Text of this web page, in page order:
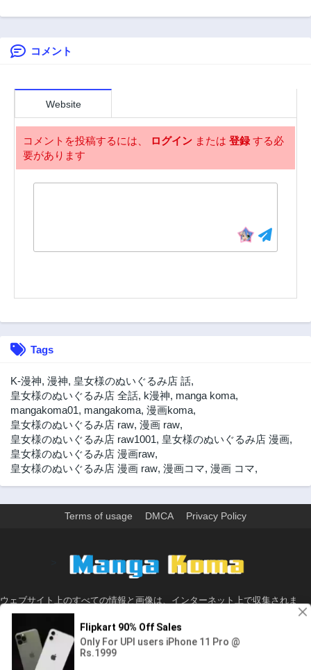
33話 32話
31話
29話
27話
3年前
26話
3年前
25話
15話
3年前
13話
3年前
12話
3年前
11話
3年前
10話
3年前
9話
3年前 3年前
7話 6話
4話
2話
3年前
1話
3年前
で最強最速ダンジ
コメント
Website
コメントを投稿するには、 ログイン または 登録する必
要があります
Tags
K-漫神, 漫神, 皇女様のぬいぐるみ店 話,
皇女様のぬいぐるみ店 全話, k漫神, manga koma,
mangakoma01, mangakoma, 漫画koma,
皇女様のぬいぐるみ店 raw, 漫画 raw,
皇女様のぬいぐるみ店 raw1001, 皇女様のぬいぐるみ店 漫画,
皇女様のぬいぐるみ店 漫画raw,
皇女様のぬいぐるみ店 漫画 raw, 漫画コマ, 漫画 コマ,
Terms of usage DMCA Privacy Policy
ウェブサイト上のすべての情報と画像は、インターネット上で収集されま
す。 このウェブサイトの情報については、所有していないか、責任を負いま
せん。 個人や組織に影響を与える場合は、必要に応じて、すぐに検討して削
除します。